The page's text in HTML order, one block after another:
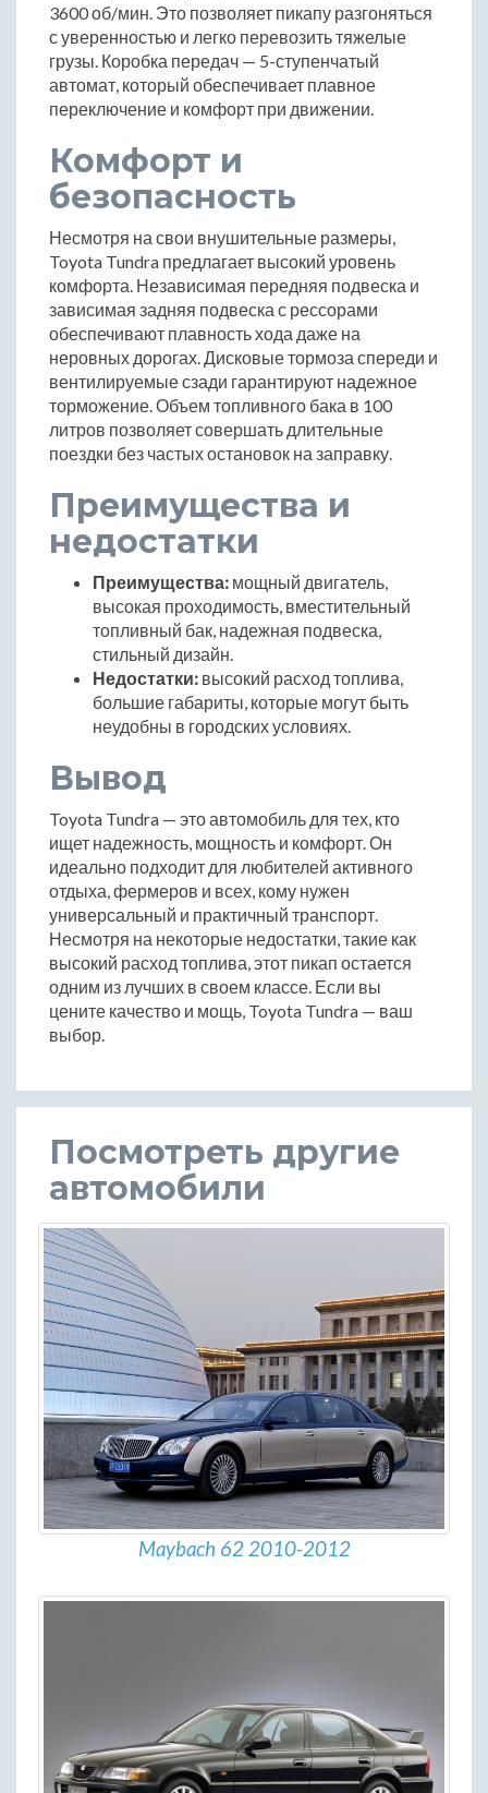
3600 об/мин. Это позволяет пикапу разгоняться
с уверенностью и легко перевозить тяжелые
грузы. Коробка передач — 5-ступенчатый
автомат, который обеспечивает плавное
переключение и комфорт при движении.
Комфорт и
безопасность
Несмотря на свои внушительные размеры,
Toyota Tundra предлагает высокий уровень
комфорта. Независимая передняя подвеска и
зависимая задняя подвеска с рессорами
обеспечивают плавность хода даже на
неровных дорогах. Дисковые тормоза спереди и
вентилируемые сзади гарантируют надежное
торможение. Объем топливного бака в 100
литров позволяет совершать длительные
поездки без частых остановок на заправку.
Преимущества и
недостатки
Преимущества: мощный двигатель,
высокая проходимость, вместительный
топливный бак, надежная подвеска,
стильный дизайн.
Недостатки: высокий расход топлива,
большие габариты, которые могут быть
неудобны в городских условиях.
Вывод
Toyota Tundra — это автомобиль для тех, кто
ищет надежность, мощность и комфорт. Он
идеально подходит для любителей активного
отдыха, фермеров и всех, кому нужен
универсальный и практичный транспорт.
Несмотря на некоторые недостатки, такие как
высокий расход топлива, этот пикап остается
одним из лучших в своем классе. Если вы
цените качество и мощь, Toyota Tundra — ваш
выбор.
Посмотреть другие
автомобили
Maybach 62 2010-2012